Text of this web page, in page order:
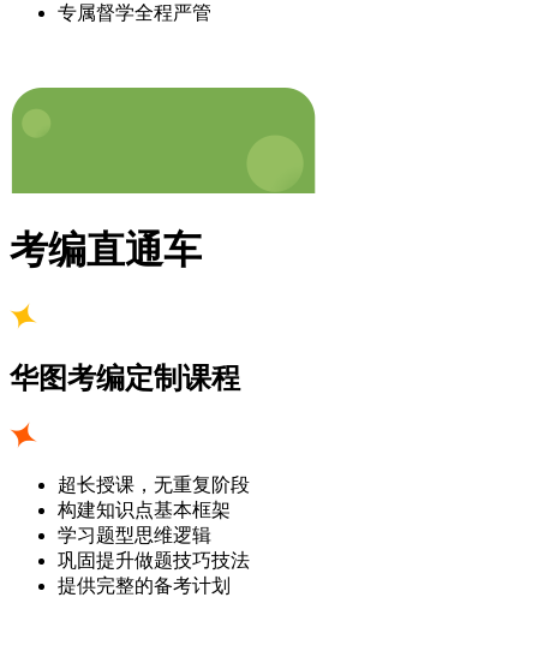
专属督学全程严管
考编直通车
华图考编定制课程
超长授课，无重复阶段
构建知识点基本框架
学习题型思维逻辑
巩固提升做题技巧技法
提供完整的备考计划